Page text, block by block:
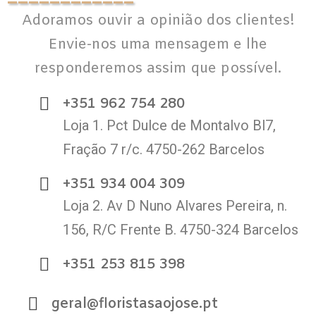
Adoramos ouvir a opinião dos clientes!
Envie-nos uma mensagem e lhe
responderemos assim que possível.
+351 962 754 280
Loja 1. Pct Dulce de Montalvo Bl7,
Fração 7 r/c. 4750-262 Barcelos
+351 934 004 309
Loja 2. Av D Nuno Alvares Pereira, n.
156, R/C Frente B. 4750-324 Barcelos
+351 253 815 398
geral@floristasaojose.pt